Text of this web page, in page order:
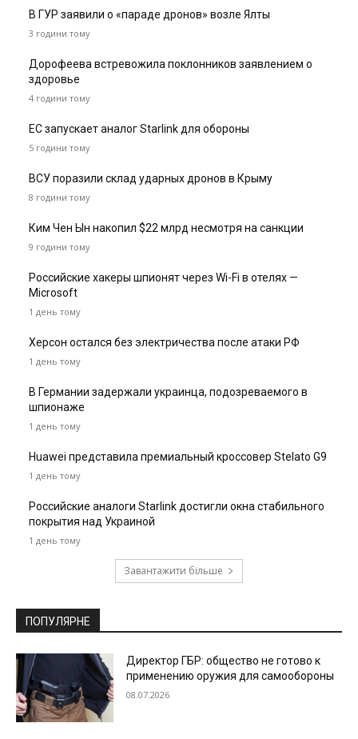
В ГУР заявили о «параде дронов» возле Ялты
3 години тому
Дорофеева встревожила поклонников заявлением о
здоровье
4 години тому
ЕС запускает аналог Starlink для обороны
5 години тому
ВСУ поразили склад ударных дронов в Крыму
8 години тому
Ким Чен Ын накопил $22 млрд несмотря на санкции
9 години тому
Российские хакеры шпионят через Wi-Fi в отелях —
Microsoft
1 день тому
Херсон остался без электричества после атаки РФ
1 день тому
В Германии задержали украинца, подозреваемого в
шпионаже
1 день тому
Huawei представила премиальный кроссовер Stelato G9
1 день тому
Российские аналоги Starlink достигли окна стабильного
покрытия над Украиной
1 день тому
Завантажити більше
ПОПУЛЯРНЕ
Директор ГБР: общество не готово к
применению оружия для самообороны
08.07.2026